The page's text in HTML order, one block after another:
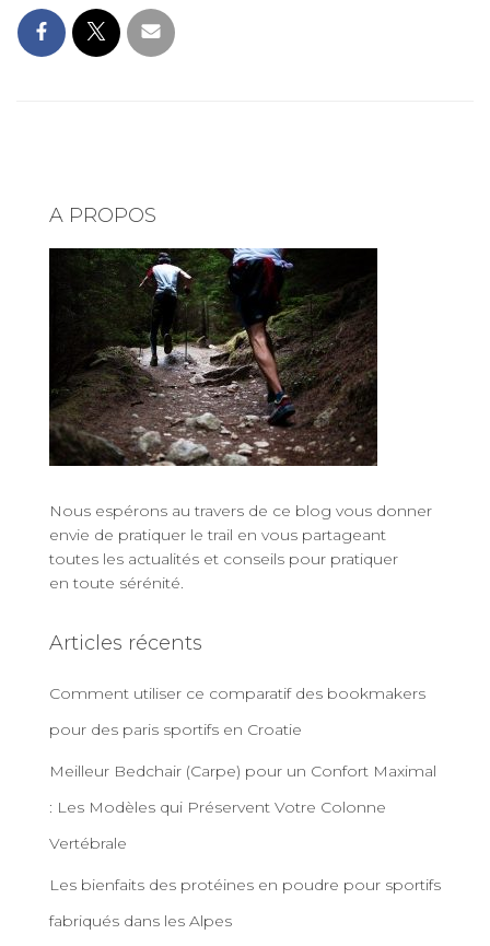
de jeu
A PROPOS
Nous espérons au travers de ce blog vous donner
envie de pratiquer le trail en vous partageant
toutes les actualités et conseils pour pratiquer
en toute sérénité.
Articles récents
Comment utiliser ce comparatif des bookmakers
pour des paris sportifs en Croatie
Meilleur Bedchair (Carpe) pour un Confort Maximal
: Les Modèles qui Préservent Votre Colonne
Vertébrale
Les bienfaits des protéines en poudre pour sportifs
fabriqués dans les Alpes